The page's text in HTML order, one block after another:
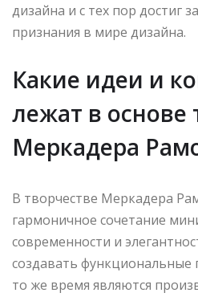
дизайна и с тех пор достиг
признания в мире дизайна.
Какие идеи и
лежат в основе
Меркадера
В творчестве Меркадера
гармоничное сочетание
современности и
создавать
то же время являются